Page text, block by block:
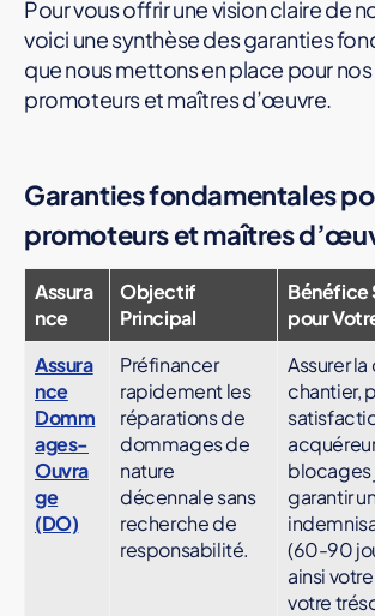
Pour vous offrir une vision claire de
voici une synthèse des garanties
que nous mettons en place pour
promoteurs et maîtres d’œuvre.
Garanties fondamentales
promoteurs et maîtres
Assura
nce
Objectif
Principal
Bénéfice
pour
Assura
nce
Domm
ages-
Ouvra
ge
(DO)
Préfinancer
rapidement les
réparations de
dommages de
nature
décennale sans
recherche de
responsabilité.
Assurer
chantier,
blocages
garantir
(60-90
ainsi
votre